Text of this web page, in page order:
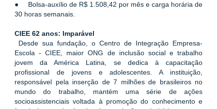
●     Bolsa-auxílio de R$ 1.508,42 por mês e carga horária de
30 horas semanais.
CIEE 62 anos: Imparável
Desde sua fundação, o Centro de Integração Empresa-
Escola - CIEE, maior ONG de inclusão social e trabalho
jovem da América Latina, se dedica à capacitação
profissional de jovens e adolescentes. A instituição,
responsável pela inserção de 7 milhões de brasileiros no
mundo do trabalho, mantém uma série de ações
socioassistenciais voltada à promoção do conhecimento e